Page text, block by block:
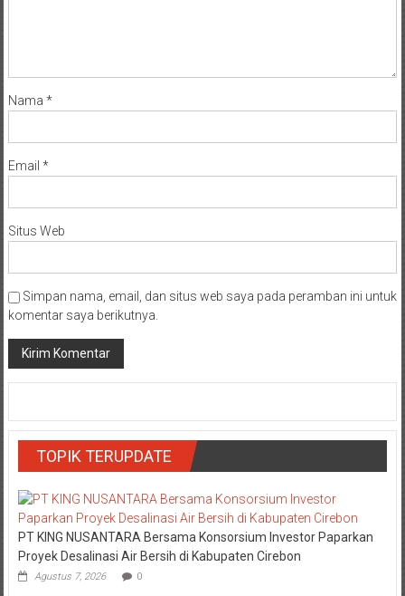
Nama *
Email *
Situs Web
Simpan nama, email, dan situs web saya pada peramban ini untuk
komentar saya berikutnya.
TOPIK TERUPDATE
PT KING NUSANTARA Bersama Konsorsium Investor Paparkan
Proyek Desalinasi Air Bersih di Kabupaten Cirebon
Agustus 7, 2026 0